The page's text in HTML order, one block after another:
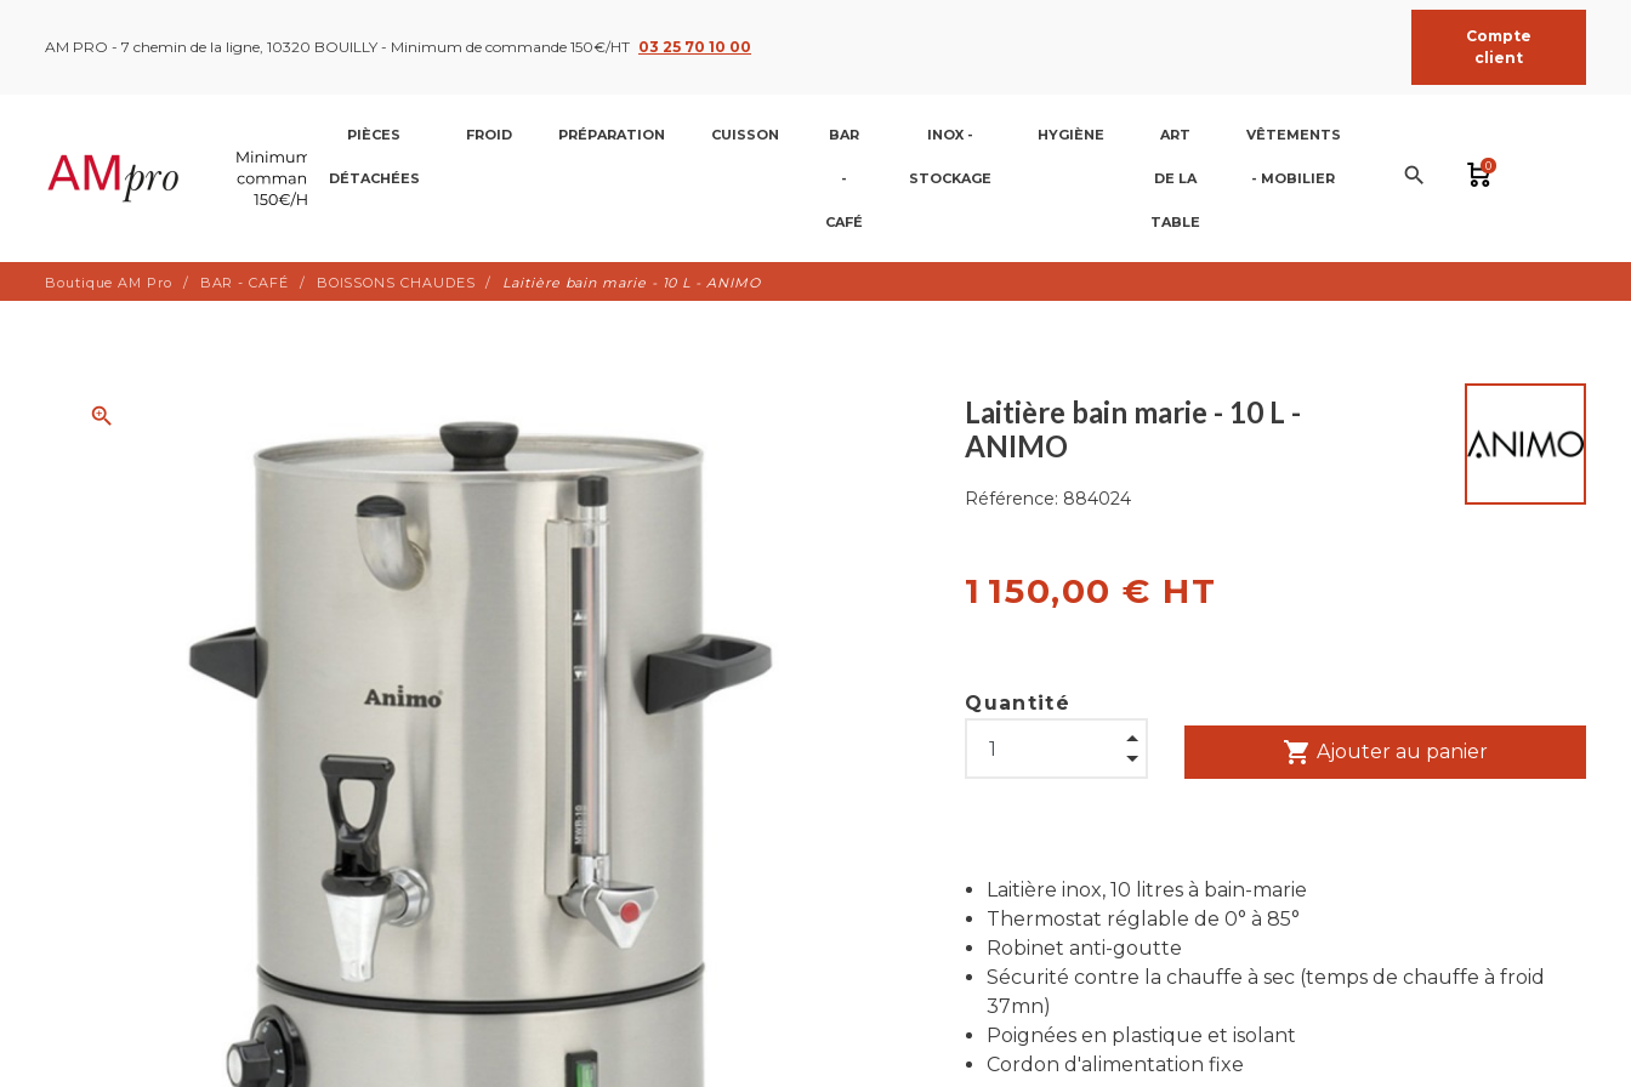
AM PRO - 7 chemin de la ligne, 10320 BOUILLY - Minimum de commande 150€/HT 03 25 70 10 00
Compte
client
PIÈCES
DÉTACHÉES
FROID PRÉPARATION CUISSON BAR
-
CAFÉ
INOX -
STOCKAGE
HYGIÈNE ART
DE LA
TABLE
VÊTEMENTS
- MOBILIER search 0
Boutique AM Pro BAR - CAFÉ BOISSONS CHAUDES Laitière bain marie - 10 L - ANIMO
zoom_in
Laitière bain marie - 10 L -
ANIMO
Référence: 884024
1 150,00 € HT
Quantité
shopping_cart Ajouter au panier
Laitière inox, 10 litres à bain-marie
Thermostat réglable de 0° à 85°
Robinet anti-goutte
Sécurité contre la chauffe à sec (temps de chauffe à froid
37mn)
Poignées en plastique et isolant
Cordon d'alimentation fixe